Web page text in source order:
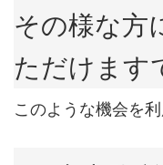
その様な方
ただけます
このような機会を利